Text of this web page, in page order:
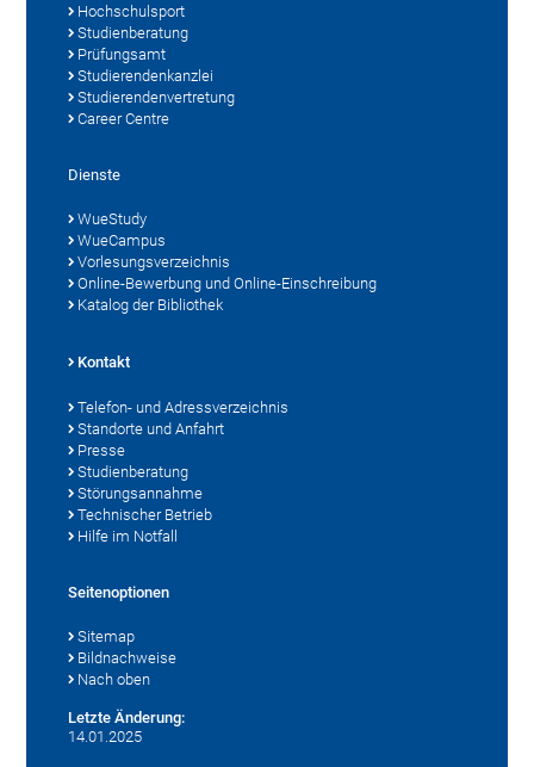
Hochschulsport
Studienberatung
Prüfungsamt
Studierendenkanzlei
Studierendenvertretung
Career Centre
Dienste
WueStudy
WueCampus
Vorlesungsverzeichnis
Online-Bewerbung und Online-Einschreibung
Katalog der Bibliothek
Kontakt
Telefon- und Adressverzeichnis
Standorte und Anfahrt
Presse
Studienberatung
Störungsannahme
Technischer Betrieb
Hilfe im Notfall
Seitenoptionen
Sitemap
Bildnachweise
Nach oben
Letzte Änderung:
14.01.2025